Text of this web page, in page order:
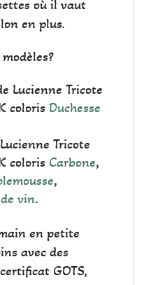
où il vaut
en plus.
Lucienne Tricote
coloris Duchesse
Tricote
coloris Carbone,
,
vin.
en petite
avec des
GOTS,